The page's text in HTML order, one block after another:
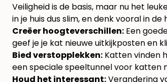
Veiligheid is de basis, maar nu het
in je huis dus slim, en denk vooral in de
Creëer hoogteverschillen: Een
geef je je kat nieuwe uitkijkposten en
Bied verstopplekken: Katten vinden
een specialespeeltunnel voor katten
Houd het interessant:Verandering